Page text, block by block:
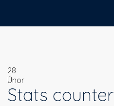
28
Únor
Stats counter